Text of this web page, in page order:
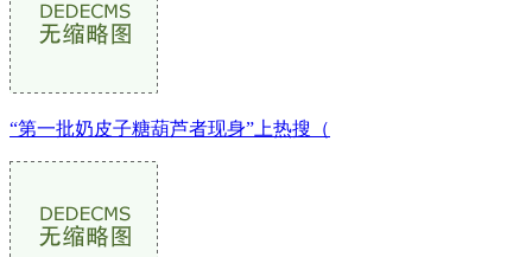
“第一批奶皮子糖葫芦者现身”上热搜（